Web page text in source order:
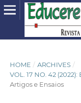
HOME / ARCHIVES /
VOL. 17 NO. 42 (2022):
Artigos e Ensaios